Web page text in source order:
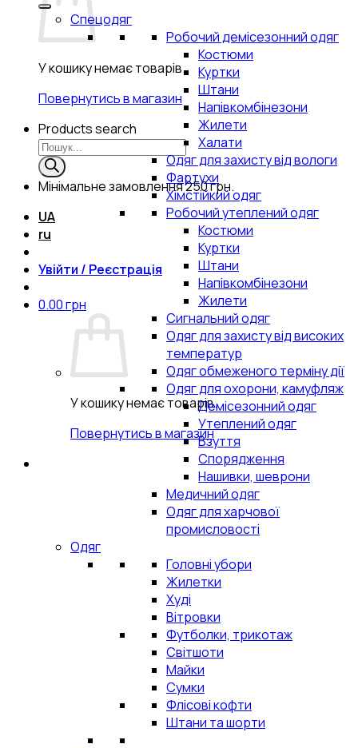
У кошику немає товарів.
Повернутись в магазин
Products search
Мінімальне замовлення250 грн.
UA
ru
Увійти / Реєстрація
0.00грн
У кошику немає товарів.
Повернутись в магазин
Спецодяг
Робочий демісезонний одяг
Костюми
Куртки
Штани
Напівкомбінезони
Жилети
Халати
Одяг для захисту від вологи
Фартухи
Хімстійкий одяг
Робочий утеплений одяг
Костюми
Куртки
Штани
Напівкомбінезони
Жилети
Сигнальний одяг
Одяг для захисту від високих
температур
Одяг обмеженого терміну дії
Одяг для охорони, камуфляж
Демісезонний одяг
Утеплений одяг
Взуття
Спорядження
Нашивки, шеврони
Медичний одяг
Одяг для харчової
промисловості
Одяг
Головні убори
Жилетки
Худі
Вітровки
Футболки, трикотаж
Світшоти
Майки
Сумки
Флісові кофти
Штани та шорти